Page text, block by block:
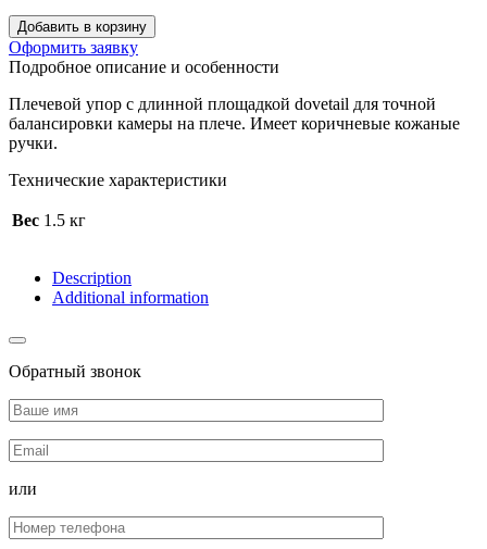
Добавить в корзину
Оформить заявку
Подробное описание и особенности
Плечевой упор с длинной площадкой dovetail для точной
балансировки камеры на плече. Имеет коричневые кожаные
ручки.
Технические характеристики
Вес 1.5 кг
Description
Additional information
Обратный звонок
или